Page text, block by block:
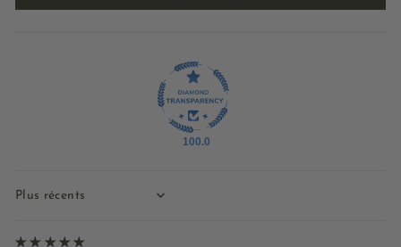
100.0
Sort by